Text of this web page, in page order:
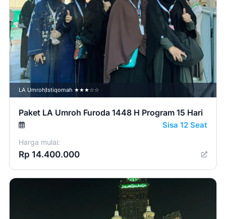
LA Umroh Istiqomah ★★★☆☆
Paket LA Umroh Furoda 1448 H Program 15 Hari
Sisa 12 Seat
Harga mulai:
Rp 14.400.000